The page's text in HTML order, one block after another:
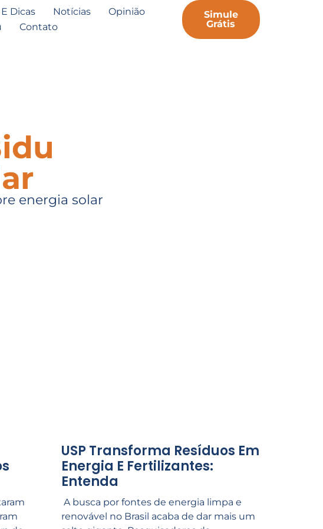
Dicas Notícias
Opinião
Contato
Simule
Grátis
energia solar
USP Transforma Resíduos Em
Energia E Fertilizantes:
Entenda
A busca por fontes de energia limpa e
renovável no Brasil acaba de dar mais um